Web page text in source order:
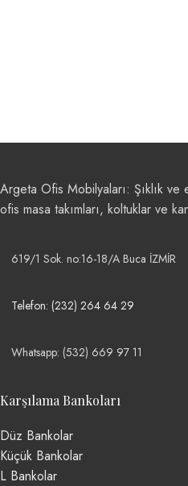
Argeta Ofis Mobilyaları: Şıklık
ofis masa takımları, koltuklar ve
619/1 Sok. no:16-18/A Buca İZMİR
Telefon: (232) 264 64 29
Whatsapp: (532) 669 97 11
Karşılama Bankoları
Düz Bankolar
Küçük Bankolar
L Bankolar